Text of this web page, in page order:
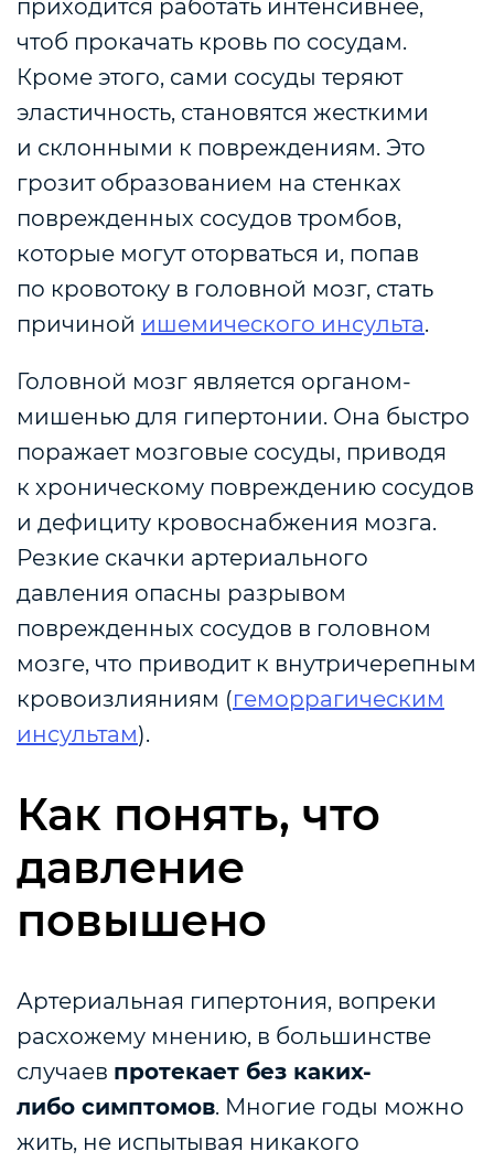
приходится работать интенсивнее,
чтоб прокачать кровь по сосудам.
Кроме этого, сами сосуды теряют
эластичность, становятся жесткими
и склонными к повреждениям. Это
грозит образованием на стенках
поврежденных сосудов тромбов,
которые могут оторваться и, попав
по кровотоку в головной мозг, стать
причиной ишемического инсульта.
Головной мозг является органом-
мишенью для гипертонии. Она быстро
поражает мозговые сосуды, приводя
к хроническому повреждению сосудов
и дефициту кровоснабжения мозга.
Резкие скачки артериального
давления опасны разрывом
поврежденных сосудов в головном
мозге, что приводит к внутричерепным
кровоизлияниям (геморрагическим
инсультам).
Как понять, что
давление
повышено
Артериальная гипертония, вопреки
расхожему мнению, в большинстве
случаев протекает без каких-
либо симптомов. Многие годы можно
жить, не испытывая никакого